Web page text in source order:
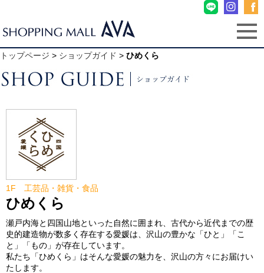
トップページ > ショップガイド > ひめくら
1F 工芸品・雑貨・食品
ひめくら
瀬戸内海と四国山地といった自然に囲まれ、古代から近代までの歴
史的建造物が数多く存在する愛媛は、沢山の豊かな「ひと」「こ
と」「もの」が存在しています。
私たち「ひめくら」はそんな愛媛の魅力を、沢山の方々にお届けい
たします。